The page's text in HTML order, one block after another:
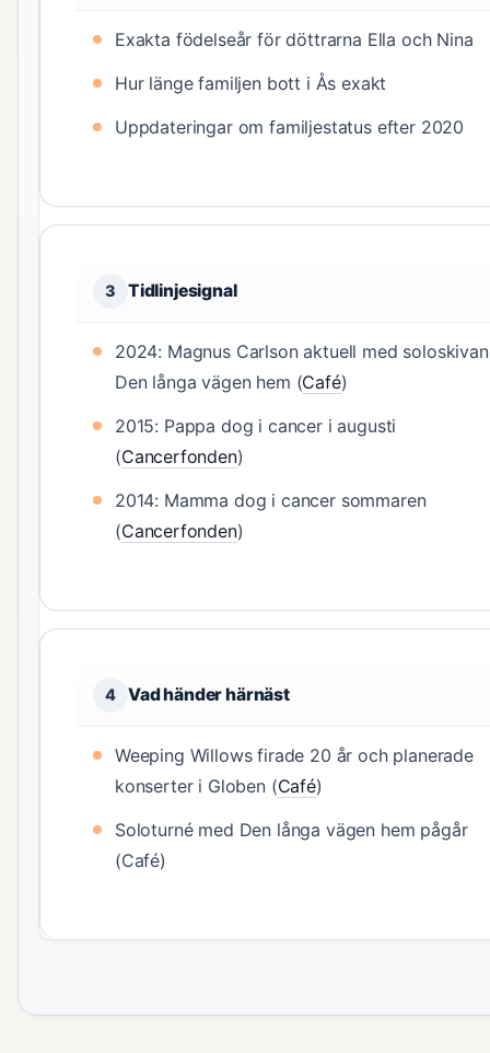
Exakta födelseår för döttrarna Ella och Nina
Hur länge familjen bott i Ås exakt
Uppdateringar om familjestatus efter 2020
3 Tidlinjesignal
2024: Magnus Carlson aktuell med soloskivan
Den långa vägen hem (Café)
2015: Pappa dog i cancer i augusti
(Cancerfonden)
2014: Mamma dog i cancer sommaren
(Cancerfonden)
4 Vad händer härnäst
Weeping Willows firade 20 år och planerade
konserter i Globen (Café)
Soloturné med Den långa vägen hem pågår
(Café)